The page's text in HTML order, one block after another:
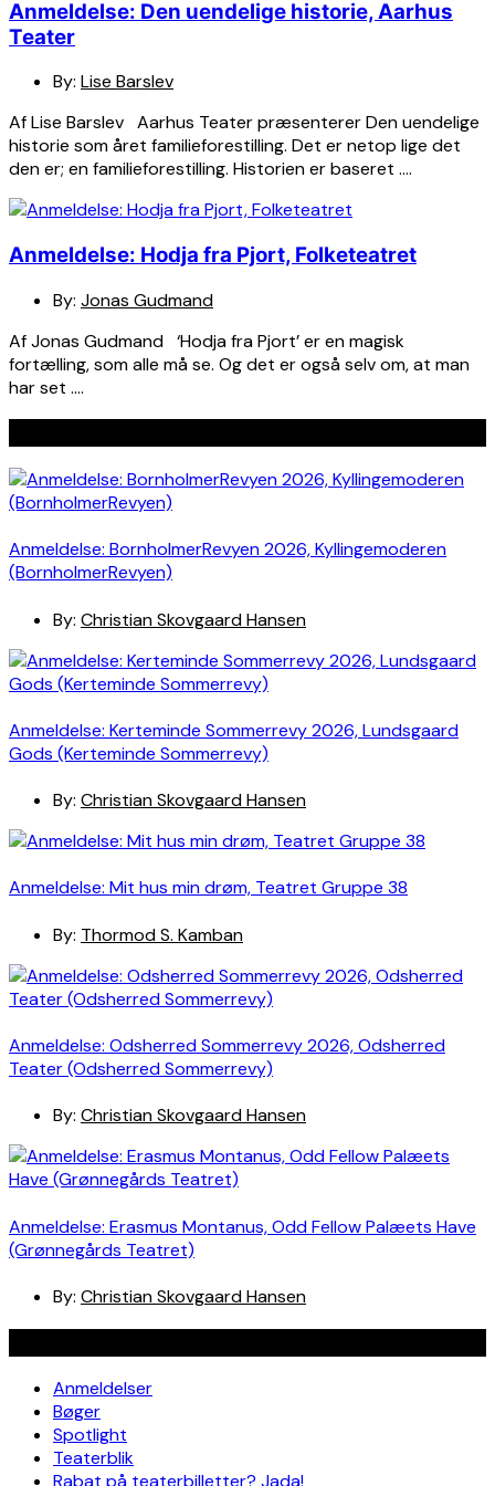
Anmeldelse: Den uendelige historie, Aarhus
Teater
By: Lise Barslev
Af Lise Barslev Aarhus Teater præsenterer Den uendelige
historie som året familieforestilling. Det er netop lige det
den er; en familieforestilling. Historien er baseret ….
Anmeldelse: Hodja fra Pjort, Folketeatret
By: Jonas Gudmand
Af Jonas Gudmand ‘Hodja fra Pjort’ er en magisk
fortælling, som alle må se. Og det er også selv om, at man
har set ….
Anmeldelse: BornholmerRevyen 2026, Kyllingemoderen
(BornholmerRevyen)
By: Christian Skovgaard Hansen
Anmeldelse: Kerteminde Sommerrevy 2026, Lundsgaard
Gods (Kerteminde Sommerrevy)
By: Christian Skovgaard Hansen
Anmeldelse: Mit hus min drøm, Teatret Gruppe 38
By: Thormod S. Kamban
Anmeldelse: Odsherred Sommerrevy 2026, Odsherred
Teater (Odsherred Sommerrevy)
By: Christian Skovgaard Hansen
Anmeldelse: Erasmus Montanus, Odd Fellow Palæets Have
(Grønnegårds Teatret)
By: Christian Skovgaard Hansen
Anmeldelser
Bøger
Spotlight
Teaterblik
Rabat på teaterbilletter? Jada!